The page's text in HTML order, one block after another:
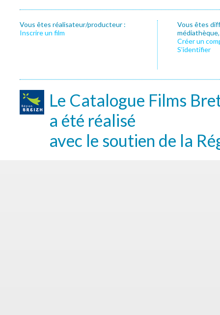
Vous êtes réalisateur/producteur :
Inscrire un film
Vous êtes
Créer un
S’identifier
Le Catalogue Films
a été réalisé
avec le soutien de la